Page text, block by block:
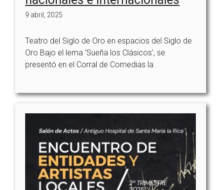
9 abril, 2025
Teatro del Siglo de Oro en espacios del Siglo de
Oro Bajo el lema ‘Sueña los Clásicos’, se
presentó en el Corral de Comedias la